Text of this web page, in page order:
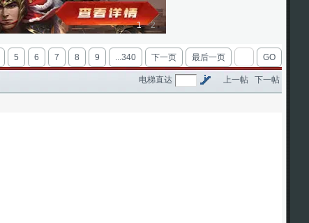
1 2
5 6 7 8 9 ...340 下一页 最后一页 GO
上一帖 下一帖
电梯直达